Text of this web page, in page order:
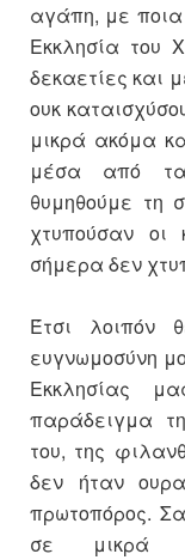
αγάπη, με ποια
Εκκλησία του
δεκαετίες και
ουκ
μικρά ακόμα
μέσα από
θυμηθούμε τη
χτυπούσαν
σήμερα δεν
Έτσι λοιπόν
ευγνωμοσύνη
Εκκλησίας
παράδειγμα
του, της
δεν ήταν
πρωτοπόρος.
σε μικρά